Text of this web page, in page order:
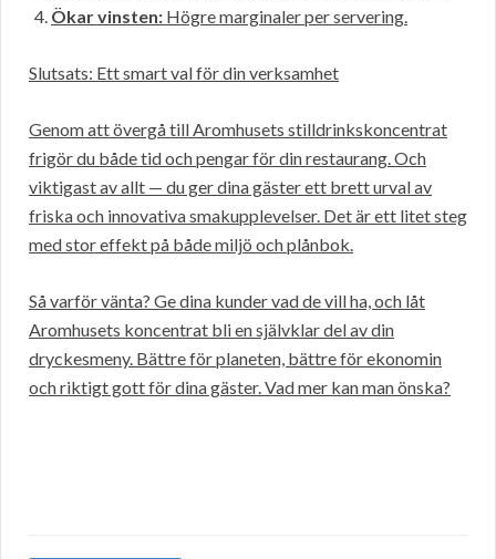
Ökar vinsten: Högre marginaler per servering.
Slutsats: Ett smart val för din verksamhet
Genom att övergå till Aromhusets stilldrinkskoncentrat
frigör du både tid och pengar för din restaurang. Och
viktigast av allt — du ger dina gäster ett brett urval av
friska och innovativa smakupplevelser. Det är ett litet steg
med stor effekt på både miljö och plånbok.
Så varför vänta? Ge dina kunder vad de vill ha, och låt
Aromhusets koncentrat bli en självklar del av din
dryckesmeny. Bättre för planeten, bättre för ekonomin
och riktigt gott för dina gäster. Vad mer kan man önska?